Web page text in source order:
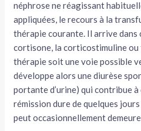
néphrose ne réagissant
appliquées, le recours à la
thérapie courante. Il arrive dans
cortisone, la corticostimuline
thérapie soit une voie possible
développe alors une diurèse
portante d’urine) qui contribue à
rémission dure de quelques
peut occasionnellement